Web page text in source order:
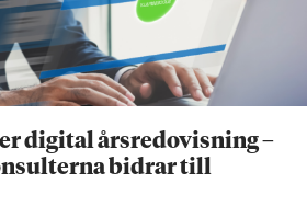
digital årsredovisning –
bidrar till